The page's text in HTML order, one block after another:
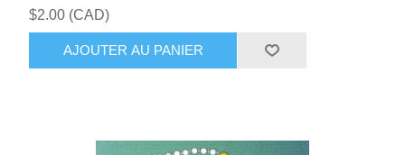
$2.00 (CAD)
AJOUTER AU PANIER